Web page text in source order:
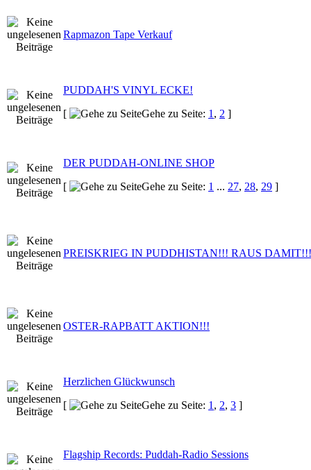
Rapmazon Tape Verkauf
PUDDAH'S VINYL ECKE!
[
Gehe zu Seite: 1 , 2 ]
DER PUDDAH-ONLINE SHOP
[
Gehe zu Seite: 1 ... 27, 28, 29 ]
PREISKRIEG IN PUDDHISTAN!!! RAUS DAMIT!!!
OSTER-RAPBATT AKTION!!!
Herzlichen Glückwunsch
[
Gehe zu Seite: 1 , 2, 3 ]
Flagship Records: Puddah-Radio Sessions